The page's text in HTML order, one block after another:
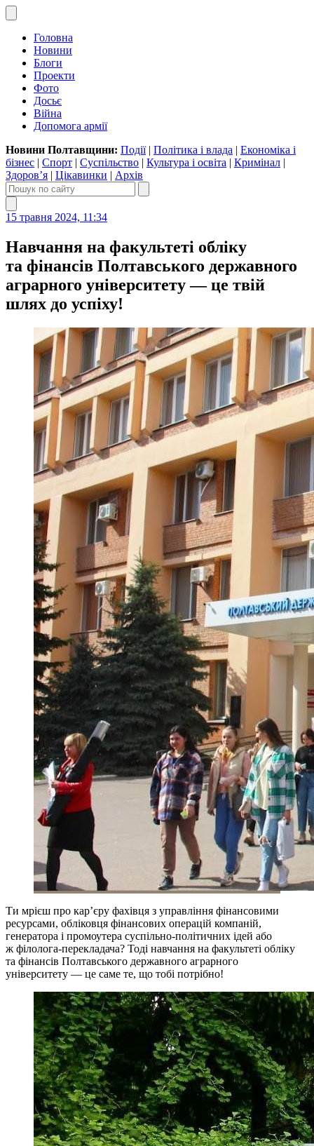
Головна
Новини
Блоги
Проекти
Фото
Досьє
Війна
Допомога армії
Новини Полтавщини: Події| Політика і влада | Економіка і
бізнес | Спорт | Суспільство | Культура і освіта | Кримінал |
Здоров’я | Цікавинки | Архів
15 травня 2024, 11:34
Навчання на факультеті обліку
та фінансів Полтавського державного
аграрного університету — це твій
шлях до успіху!
Ти мрієш про кар’єру фахівця з управління фінансовими
ресурсами, обліковця фінансових операцій компаній,
генератора і промоутера суспільно-політичних ідей або
ж філолога-перекладача? Тоді навчання на факультеті обліку
та фінансів Полтавського державного аграрного
університету — це саме те, що тобі потрібно!